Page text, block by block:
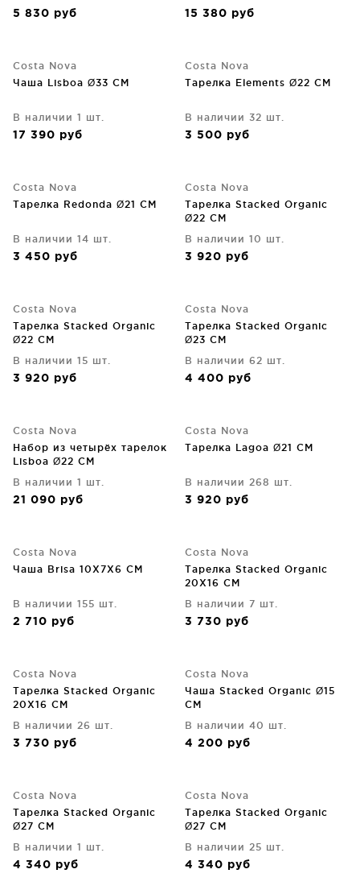
5 830 руб 15 380 руб
Costa Nova
Чаша Lisboa Ø33 CM
В наличии 1 шт.
17 390 руб
Costa Nova
Тарелка Elements Ø22 CM
В наличии 32 шт.
3 500 руб
Costa Nova
Тарелка Redonda Ø21 CM
В наличии 14 шт.
3 450 руб
Costa Nova
Тарелка Stacked Organic
Ø22 CM
В наличии 10 шт.
3 920 руб
Costa Nova
Тарелка Stacked Organic
Ø22 CM
В наличии 15 шт.
3 920 руб
Costa Nova
Тарелка Stacked Organic
Ø23 CM
В наличии 62 шт.
4 400 руб
Costa Nova
Набор из четырёх тарелок
Lisboa Ø22 CM
В наличии 1 шт.
21 090 руб
Costa Nova
Тарелка Lagoa Ø21 CM
В наличии 268 шт.
3 920 руб
Costa Nova
Чаша Brisa 10X7X6 CM
В наличии 155 шт.
2 710 руб
Costa Nova
Тарелка Stacked Organic
20X16 CM
В наличии 7 шт.
3 730 руб
Costa Nova
Тарелка Stacked Organic
20X16 CM
В наличии 26 шт.
3 730 руб
Costa Nova
Чаша Stacked Organic Ø15
CM
В наличии 40 шт.
4 200 руб
Costa Nova
Тарелка Stacked Organic
Ø27 CM
В наличии 1 шт.
4 340 руб
Costa Nova
Тарелка Stacked Organic
Ø27 CM
В наличии 25 шт.
4 340 руб